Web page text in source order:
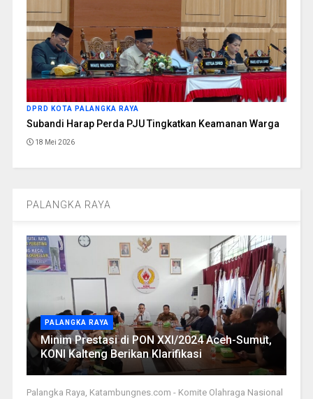
DPRD KOTA PALANGKA RAYA
Subandi Harap Perda PJU Tingkatkan Keamanan Warga
18 Mei 2026
PALANGKA RAYA
PALANGKA RAYA
Minim Prestasi di PON XXI/2024 Aceh-Sumut,
KONI Kalteng Berikan Klarifikasi
Palangka Raya, Katambungnes.com - Komite Olahraga Nasional